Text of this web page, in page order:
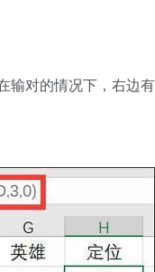
输对的情况下，右边